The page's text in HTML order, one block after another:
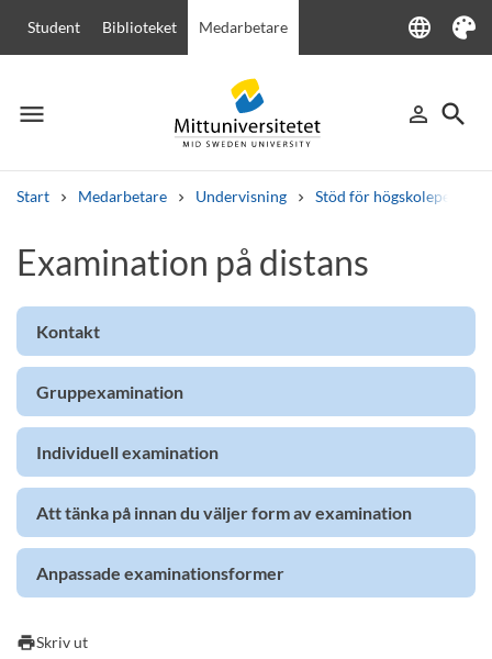
Student Biblioteket Medarbetare language
Language
Tema
menu
Meny person_outline
Logga in
search
Sök
Start Medarbetare Undervisning Stöd för
Andra söktjänster
Kurser och programKursplanerVälkomstbrevPersonal
Lediga jobb
Examination på distans
Kontakt
Gruppexamination
Individuell examination
Att tänka på innan du väljer form av examination
Anpassade examinationsformer
printSkriv ut